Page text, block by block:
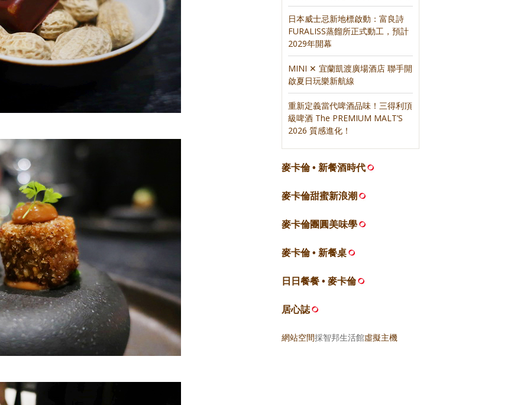
日本威士忌新地標啟動：富良詩
FURALISS蒸餾所正式動工，預計
2029年開幕
MINI ✕ 宜蘭凱渡廣場酒店 聯手開
啟夏日玩樂新航線
重新定義當代啤酒品味！三得利頂
級啤酒 The PREMIUM MALT’S
2026 質感進化！
麥卡倫 • 新餐酒時代
麥卡倫甜蜜新浪潮
麥卡倫團圓美味學
麥卡倫 • 新餐桌
日日餐餐 • 麥卡倫
居心誌
網站空間採智邦生活館虛擬主機